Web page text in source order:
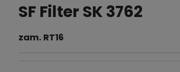
SF Filter SK 3762
zam. RT16